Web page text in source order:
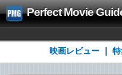
Perfect Movie
映画レビュー